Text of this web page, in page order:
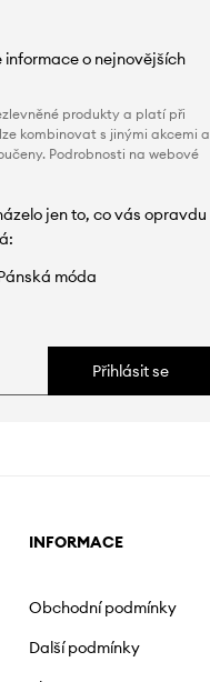
informace o nejnovějších
produkty a platí při
kombinovat s jinými akcemi a
Podrobnosti na webové
jen to, co vás opravdu
móda
Přihlásit se
INFORMACE
Obchodní podmínky
Další podmínky